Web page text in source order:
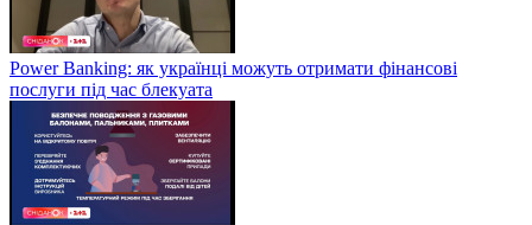
Power Banking: як українці можуть отримати фінансові
послуги під час блекуата